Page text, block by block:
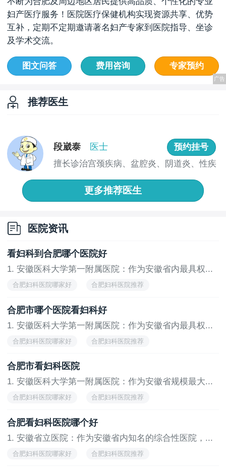
妇产医疗服务！医院医疗保健机构实现资源共享、优势
互补，定期不定期邀请著名妇产专家到医院指导、坐诊
及学术交流。
图文问答 费用咨询 专家预约
推荐医生
段崴泰 医士
预约挂号
擅长诊治宫颈疾病、盆腔炎、阴道炎、性疾
更多推荐医生
医院资讯
看妇科到合肥哪个医院好
1. 安徽医科大学第一附属医院：作为安徽省内最具权...
合肥妇科医院哪家好 合肥妇科医院推荐
合肥市哪个医院看妇科好
1. 安徽医科大学第一附属医院：作为安徽省内最具权...
合肥妇科医院哪家好 合肥妇科医院推荐
合肥市看妇科医院
1. 安徽医科大学第一附属医院：作为安徽省规模最大...
合肥妇科医院哪家好 合肥妇科医院推荐
合肥看妇科医院哪个好
1. 安徽省立医院：作为安徽省内知名的综合性医院，...
合肥妇科医院哪家好 合肥妇科医院推荐